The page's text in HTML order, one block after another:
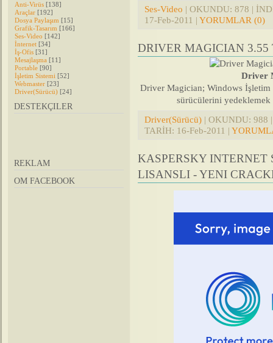
Anti-Virüs [138]
Araçlar [192]
Dosya Paylaşım [15]
Grafik-Tasarım [166]
Ses-Video [142]
İnternet [34]
İş-Ofis [31]
Mesajlaşma [11]
Portable [90]
İşletim Sistemi [52]
Webmaster [23]
Driver(Sürücü) [24]
DESTEKÇILER
REKLAM
OM FACEBOOK
Ses-Video | OKUNDU: 878 |
17-Feb-2011 | YORUMLAR (0)
DRIVER MAGICIAN 3.55
Driver
Driver Magician; Windows İşletim
sürücülerini yedeklemek
Driver(Sürücü) | OKUNDU: 988
TARİH: 16-Feb-2011 |
KASPERSKY INTERNET
LISANSLI - YENI